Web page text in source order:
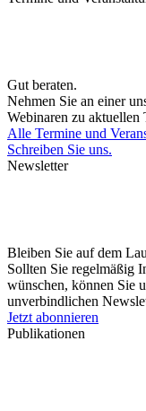
Gut beraten.
Nehmen Sie an einer
Webinaren zu aktuellen
Alle Termine und
Schreiben Sie uns.
Newsletter
Bleiben Sie auf dem
Sollten Sie regelmäßig
wünschen, können Sie
unverbindlichen
Jetzt abonnieren
Publikationen